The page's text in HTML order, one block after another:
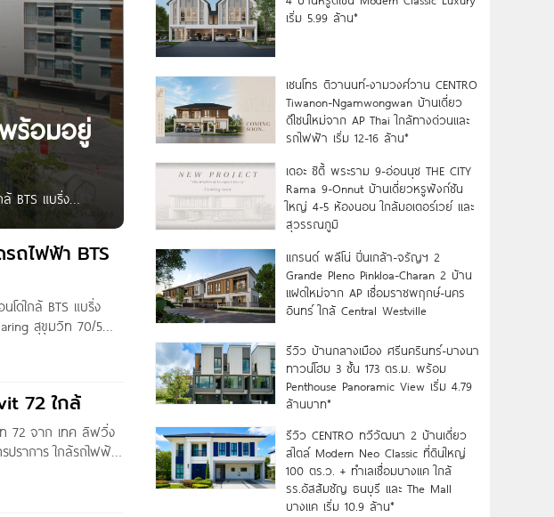
ร้อมอยู่
BTS แบริ่ง
ถไฟฟ้า BTS
โดใกล้ BTS แบริ่ง
สุขุมวิท 70/5
ขุมวิท-แบริ่ง ซอย
72 ใกล้
72 จาก เทค ลิฟวิ่ง
ราการ ใกล้รถไฟฟ้า
เริ่ม 5.99 ล้าน*
เซนโทร ติวานนท์-งามวงศ์วาน CENTRO
Tiwanon-Ngamwongwan บ้านเดี่ยว
ดีไซน์ใหม่จาก AP Thai ใกล้ทางด่วนและ
รถไฟฟ้า เริ่ม 12-16 ล้าน*
เดอะ ซิตี้ พระราม 9-อ่อนนุช THE CITY
Rama 9-Onnut บ้านเดี่ยวหรูฟังก์ชัน
ใหญ่ 4-5 ห้องนอน ใกล้มอเตอร์เวย์ และ
สุวรรณภูมิ
แกรนด์ พลีโน่ ปิ่นเกล้า-จรัญฯ 2
Grande Pleno Pinkloa-Charan 2 บ้าน
แฝดใหม่จาก AP เชื่อมราชพฤกษ์-นคร
อินทร์ ใกล้ Central Westville
รีวิว บ้านกลางเมือง ศรีนครินทร์-บางนา
ทาวน์โฮม 3 ชั้น 173 ตร.ม. พร้อม
Penthouse Panoramic View เริ่ม 4.79
ล้านบาท*
รีวิว CENTRO ทวีวัฒนา 2 บ้านเดี่ยว
สไตล์ Modern Neo Classic ที่ดินใหญ่
100 ตร.ว. + ทำเลเชื่อมบางแค ใกล้
รร.อัสสัมชัญ ธนบุรี และ The Mall
บางแค เริ่ม 10.9 ล้าน*